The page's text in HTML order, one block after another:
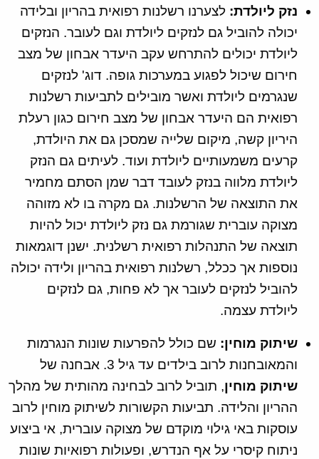
נזק ליולדת: לצערנו רשלנות רפואית בהריון ובלידה
יכולה להוביל גם לנזקים ליולדת וגם לעובר. הנזקים
ליולדת יכולים להתרחש עקב היעדר אבחון של מצב
חירום שיכול לפגוע במערכות גופה. דוג' לנזקים
שנגרמים ליולדת ואשר מובילים לתביעות רשלנות
רפואית הם היעדר אבחון של מצב חירום כגון רעלת
היריון קשה, מיקום שלייה שמסכן גם את היולדת,
קרעים משמעותיים ליולדת ועוד. לעיתים גם הנזק
ליולדת מלווה בנזק לעובד דבר שמן הסתם מחמיר
את התוצאה של הרשלנות. גם מקרה בו לא מזוהה
מצוקה עוברית שגורמת גם נזק ליולדת יכול להיות
תוצאה של התנהלות רפואית רשלנית. ישנן דוגמאות
נוספות אך ככלל, רשלנות רפואית בהריון ולידה יכולה
להוביל לנזקים לעובר אך לא פחות, גם לנזקים
ליולדת עצמה.
שיתוק מוחין: שם כולל להפרעות שונות הנגרמות
והמאובחנות לרוב בילדים עד גיל 3. אבחנה של
שיתוק מוחין, תוביל לרוב לבחינה מהותית של מהלך
ההריון והלידה. תביעות הקשורות לשיתוק מוחין לרוב
עוסקות באי גילוי מוקדם של מצוקה עוברית, אי ביצוע
ניתוח קיסרי על אף הנדרש, ופעולות רפואיות שונות